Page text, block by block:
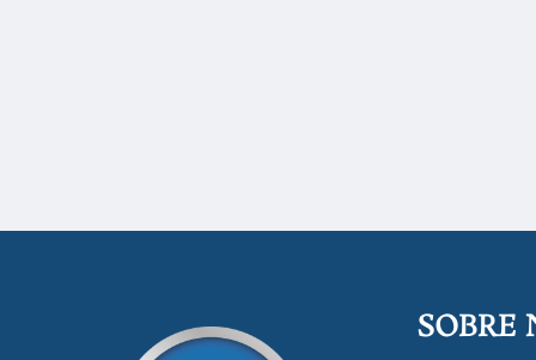
SOBRE